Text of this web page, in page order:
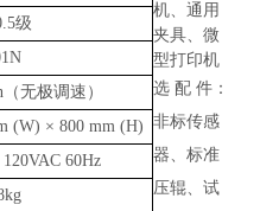
级
无极调速）
(W) × 800 mm (H)
60Hz
机、通用
夹具、微
型打印机
选 配 件：
非标传感
器、标准
压辊、试